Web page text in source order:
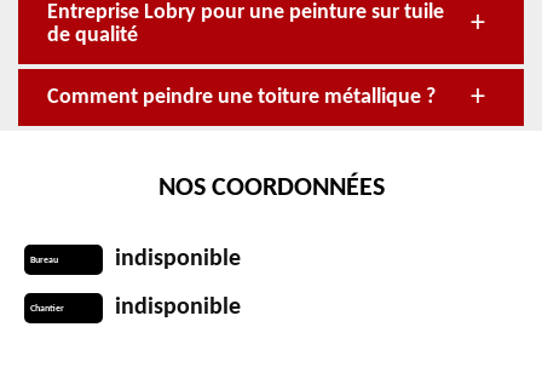
Entreprise Lobry pour une peinture sur tuile
de qualité
Comment peindre une toiture métallique ?
NOS COORDONNÉES
Bureau indisponible
Chantier indisponible